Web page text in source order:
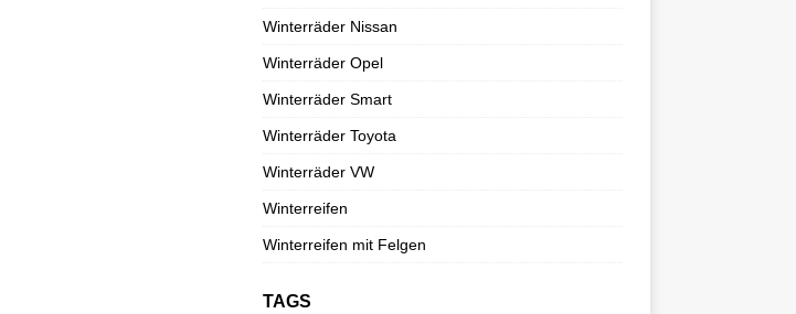
Winterräder Nissan
Winterräder Opel
Winterräder Smart
Winterräder Toyota
Winterräder VW
Winterreifen
Winterreifen mit Felgen
TAGS